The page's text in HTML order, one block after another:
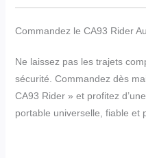
Commandez le CA93 Rider
Ne laissez pas les trajets
sécurité. Commandez dès
CA93 Rider » et profitez
portable universelle, fiable et